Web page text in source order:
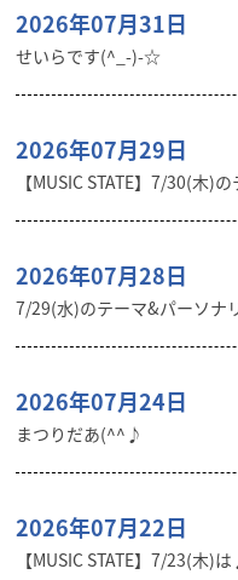
2026年07月31日
せいらです(^_-)-☆
2026年07月29日
【MUSIC STATE】7/30(木)
2026年07月28日
7/29(水)のテーマ&パーソナ
2026年07月24日
まつりだあ(^^♪
2026年07月22日
【MUSIC STATE】7/23(木)